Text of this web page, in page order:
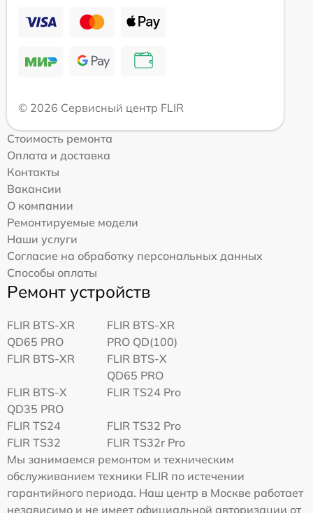
© 2026 Сервисный центр FLIR
Стоимость ремонта
Оплата и доставка
Контакты
Вакансии
О компании
Ремонтируемые модели
Наши услуги
Согласие на обработку персональных данных
Способы оплаты
Ремонт устройств
FLIR BTS-XR
QD65 PRO
FLIR BTS-XR
PRO QD(100)
FLIR BTS-XR
FLIR BTS-X
QD65 PRO
FLIR BTS-X
QD35 PRO
FLIR TS24 Pro
FLIR TS24
FLIR TS32 Pro
FLIR TS32
FLIR TS32r Pro
Мы занимаемся ремонтом и техническим
обслуживанием техники FLIR по истечении
гарантийного периода. Наш центр в Москве работает
независимо и не имеет официальной авторизации от